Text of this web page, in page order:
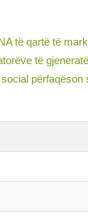
të qartë të
të